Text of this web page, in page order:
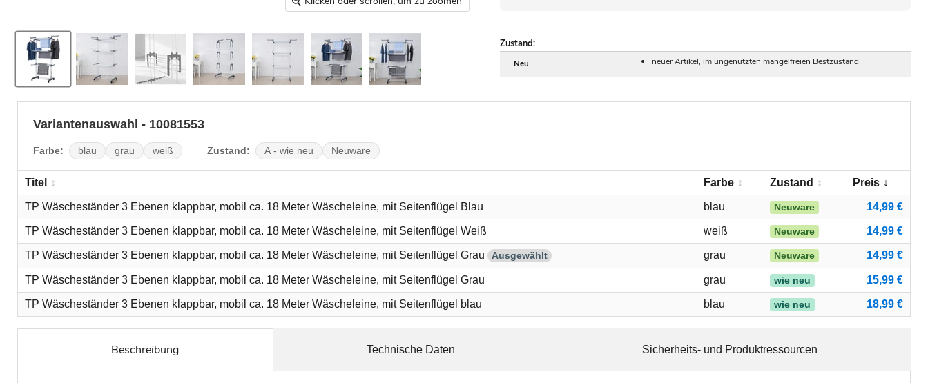
Zustand:
Neu neuer Artikel, im ungenutzten mängelfreien Bestzustand
Variantenauswahl - 10081553
Farbe: blau grau weiß Zustand: A - wie neu Neuware
Titel Farbe Zustand Preis
TP Wäscheständer 3 Ebenen klappbar, mobil ca. 18 Meter Wäscheleine, mit Seitenflügel Blau blau Neuware 14,99 €
TP Wäscheständer 3 Ebenen klappbar, mobil ca. 18 Meter Wäscheleine, mit Seitenflügel Weiß weiß Neuware 14,99 €
TP Wäscheständer 3 Ebenen klappbar, mobil ca. 18 Meter Wäscheleine, mit Seitenflügel Grau Ausgewählt grau Neuware 14,99 €
TP Wäscheständer 3 Ebenen klappbar, mobil ca. 18 Meter Wäscheleine, mit Seitenflügel Grau grau wie neu 15,99 €
TP Wäscheständer 3 Ebenen klappbar, mobil ca. 18 Meter Wäscheleine, mit Seitenflügel blau blau wie neu 18,99 €
Beschreibung Technische Daten Sicherheits- und Produktressourcen